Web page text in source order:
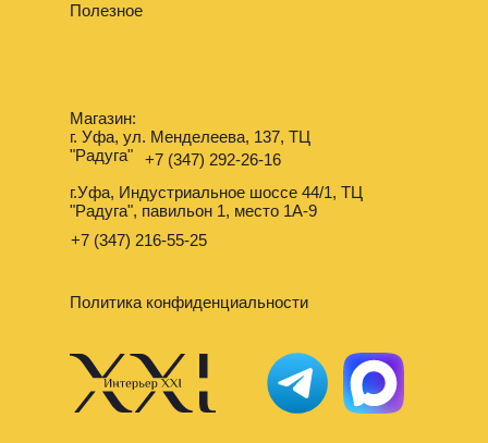
Полезное
Политика конфиденциальности
Магазин:
г. Уфа, ул. Менделеева, 137, ТЦ
"Радуга"
г.Уфа, Индустриальное шоссе 44/1, ТЦ
"Радуга", павильон 1, место 1А-9
+7 (347) 216-55-25
+7 (347) 292-26-16